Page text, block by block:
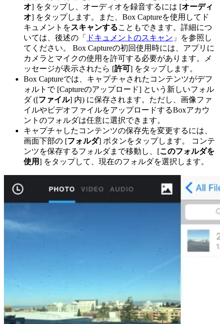
オ] をタップし、オーディオを録音するには [オーディ
オ] をタップします。また、Box Captureを使用してド
キュメントをスキャンすることもできます。詳細につ
いては、後述の「
ドキュメントのスキャン 」を参照し
てください。 Box Captureの初回使用時には、アプリに
カメラとマイクの使用を許可する必要があります。メ
ッセージが表示されたら [許可] をタップします。
Box Captureでは、キャプチャされたコンテンツがデフ
ォルトで [Captureのアップロード] という新しいフォル
ダ ([ファイル] 内) に保存されます。ただし、画像ファ
イルやビデオファイルをアップロードするBoxアカウ
ントのフォルダは任意に選択できます。
キャプチャしたコンテンツの保存先を変更するには、
画面下部の [フォルダ] ボタンをタップします。 コンテ
ンツを保存するフォルダまで移動し、[このフォルダを
使用] をタップして、現在のフォルダを選択します。